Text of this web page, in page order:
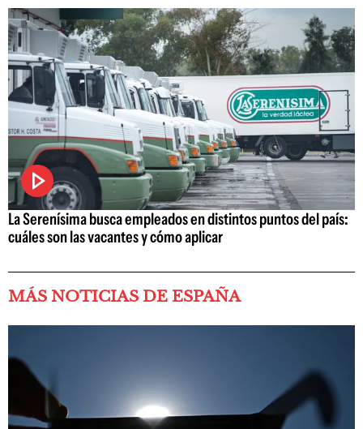
La Serenísima busca empleados en distintos puntos del país:
cuáles son las vacantes y cómo aplicar
MÁS NOTICIAS DE ESPAÑA